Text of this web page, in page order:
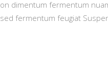
dimentum fermentum
fermentum feugiat